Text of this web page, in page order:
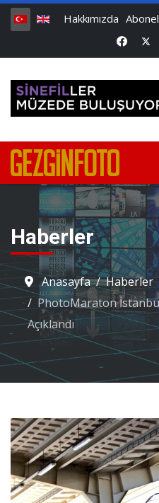
Hakkımızda
Haberler
Anasayfa
Haberler
PhotoMaraton
Açıklandı